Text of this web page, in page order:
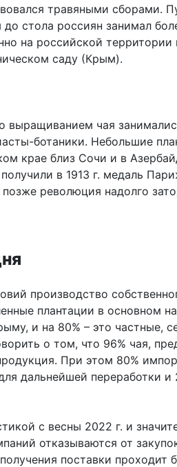
травяными сборами.
стола россиян занимал
на российской территории
саду (Крым).
выращиванием чая
ботаники. Небольшие
крае близ Сочи и в
в 1913 г. медаль
революция надолго
производство
плантации в основном
и на 80% – это частные,
о том, что 96% чая,
При этом 80%
дальнейшей переработки и
с весны 2022 г. и
отказываются от
поставки проходит